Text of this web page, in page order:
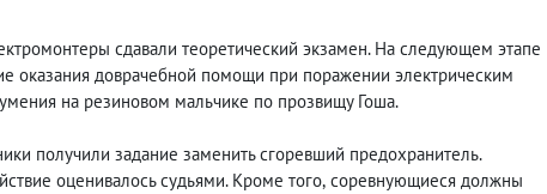
сдавали теоретический экзамен. На следующем этапе
оказания доврачебной помощи при поражении электрическим
на резиновом мальчике по прозвищу Гоша.
получили задание заменить сгоревший предохранитель.
оценивалось судьями. Кроме того, соревнующиеся должны